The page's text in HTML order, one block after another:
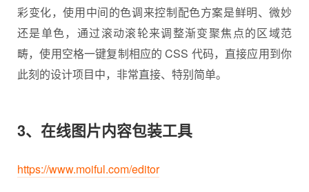
彩变化，使用中间的色调来控制配色方案是鲜明、微妙
还是单色，通过滚动滚轮来调整渐变聚焦点的区域范
畴，使用空格一键复制相应的 CSS 代码，直接应用到你
此刻的设计项目中，非常直接、特别简单。
3、在线图片内容包装工具
https://www.moiful.com/editor